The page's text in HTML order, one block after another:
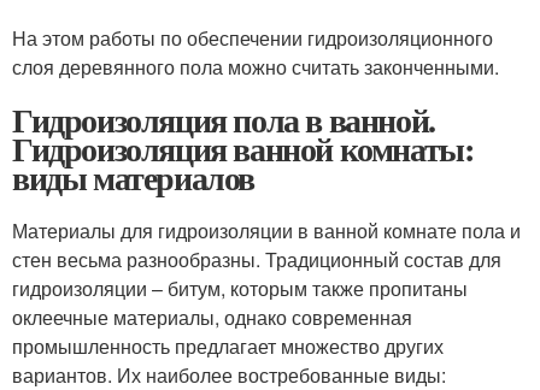
На этом работы по обеспечении гидроизоляционного
слоя деревянного пола можно считать законченными.
Гидроизоляция пола в ванной.
Гидроизоляция ванной комнаты:
виды материалов
Материалы для гидроизоляции в ванной комнате пола и
стен весьма разнообразны. Традиционный состав для
гидроизоляции – битум, которым также пропитаны
оклеечные материалы, однако современная
промышленность предлагает множество других
вариантов. Их наиболее востребованные виды: